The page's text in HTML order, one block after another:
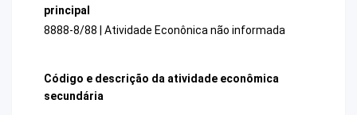
principal
8888-8/88 | Atividade Econônica não informada
Código e descrição da atividade econômica
secundária